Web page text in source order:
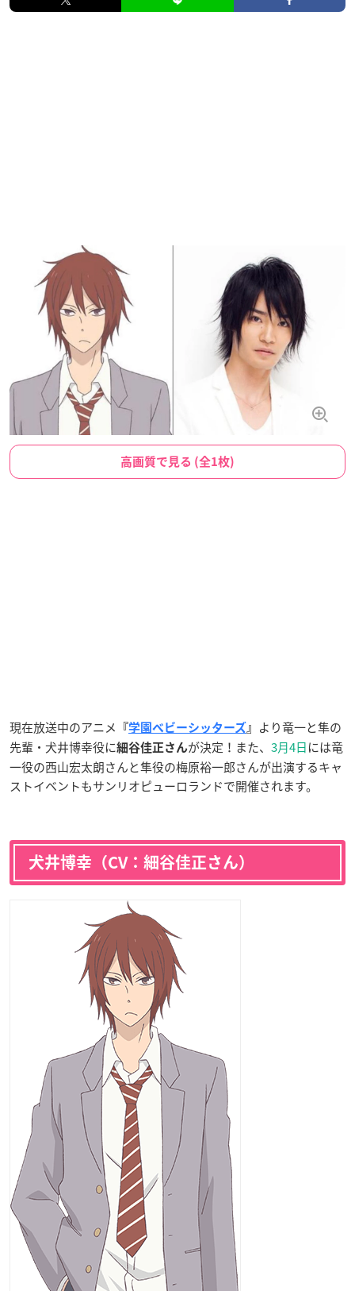
高画質で見る (全1枚)
現在放送中のアニメ 『学園ベビーシッターズ 』
より竜一と隼の
先輩・犬井博幸役に細谷佳正さんが決定！また、 3月4日には竜
一役の西山宏太朗さんと隼役の梅原裕一郎さんが出演するキャ
ストイベントもサンリオピューロランドで開催されます。
犬井博幸（CV：細谷佳正さん）